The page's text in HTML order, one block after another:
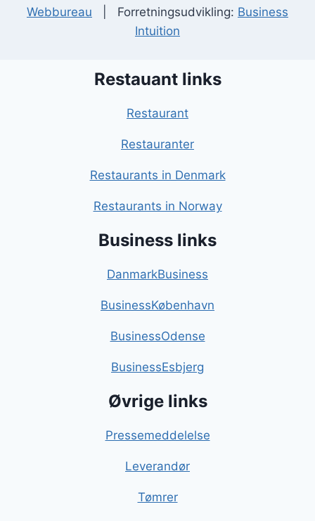
Webbureau | Forretningsudvikling: Business
Intuition
Restauant links
Restaurant
Restauranter
Restaurants in Denmark
Restaurants in Norway
Business links
DanmarkBusiness
BusinessKøbenhavn
BusinessOdense
BusinessEsbjerg
Øvrige links
Pressemeddelelse
Leverandør
Tømrer